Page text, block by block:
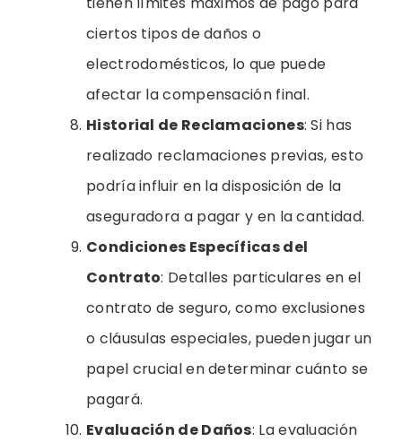
ciertos tipos de daños o
electrodomésticos, lo que puede
afectar la compensación final.
Historial de Reclamaciones: Si has
realizado reclamaciones previas, esto
podría influir en la disposición de la
aseguradora a pagar y en la cantidad.
Condiciones Específicas del
Contrato: Detalles particulares en el
contrato de seguro, como exclusiones
o cláusulas especiales, pueden jugar un
papel crucial en determinar cuánto se
pagará.
Evaluación de Daños: La evaluación